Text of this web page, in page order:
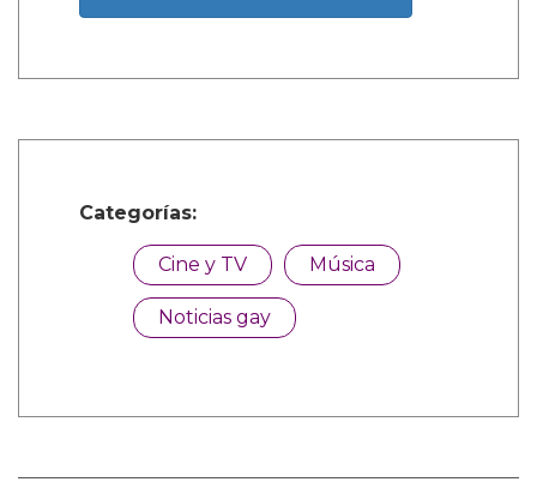
Categorías:
Cine y TV Música
Noticias gay